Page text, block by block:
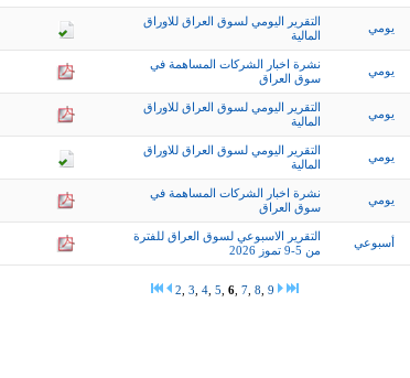
التقرير اليومي لسوق العراق للاوراق
المالية
يومي
نشرة اخبار الشركات المساهمة في
سوق العراق
يومي
التقرير اليومي لسوق العراق للاوراق
المالية
يومي
التقرير اليومي لسوق العراق للاوراق
المالية
يومي
نشرة اخبار الشركات المساهمة في
سوق العراق
يومي
التقرير الاسبوعي لسوق العراق للفترة
من 5-9 تموز 2026
أسبوعي
2 3 4 5 6 7 8 9